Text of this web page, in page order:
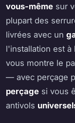
vous-même sur
plupart des
livrées avec un
l'installation est
vous montre le
— avec perçage
perçage si vous
antivols